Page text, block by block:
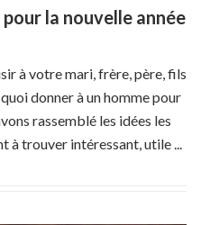
la nouvelle année
à votre mari, frère, père, fils
donner à un homme pour
rassemblé les idées les
à trouver intéressant, utile ...